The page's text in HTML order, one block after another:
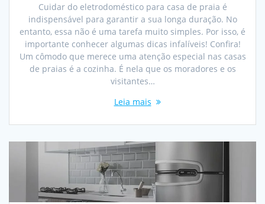
Cuidar do eletrodoméstico para casa de praia é
indispensável para garantir a sua longa duração. No
entanto, essa não é uma tarefa muito simples. Por isso, é
importante conhecer algumas dicas infalíveis! Confira!
Um cômodo que merece uma atenção especial nas casas
de praias é a cozinha. É nela que os moradores e os
visitantes…
Leia mais